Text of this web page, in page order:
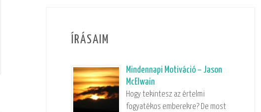
ÍRÁSAIM
Mindennapi Motiváció – Jason
McElwain
Hogy tekintesz az értelmi
fogyatékos emberekre? De most